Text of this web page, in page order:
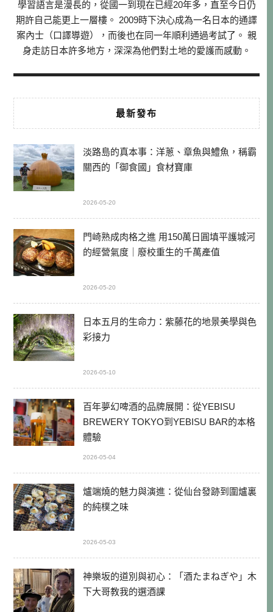
學習語言是漫長的，從國一到現在已經20年多，直至今日仍
期許自己能更上一層樓。 2009時下決心成為一名日本的通譯
案內士（口譯導遊），而後也在同一年順利通過考試了。 親
身走訪日本許多地方，深深為他們對土地的愛護而感動。
最新發布
淡路島的真本事：洋蔥、章魚與鱧魚，稱霸
關西的「御食國」食材寶庫
2026-05-20
門崎熟成肉格之進 用150萬日圓填平護城河
的經營氣度｜廢校重生的千萬產值
2026-05-20
日本五月的生命力：紫藤花的地景美學與色
彩接力
2026-05-10
百年夢幻啤酒的品牌展開：從YEBISU
BREWERY TOKYO到YEBISU BAR的本格
體驗
2026-05-04
爐端燒的魅力與演進：從仙台發跡到圍爐裏
的純樸之味
2026-05-03
神樂坂的道別與初心：「酒たまねぎや」木
下大哥教我的選酒課